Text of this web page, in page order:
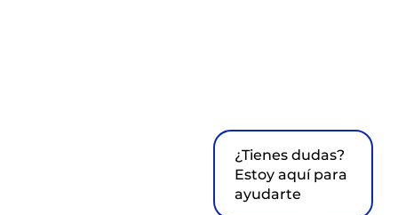
¿Tienes dudas?
Estoy aquí para
ayudarte